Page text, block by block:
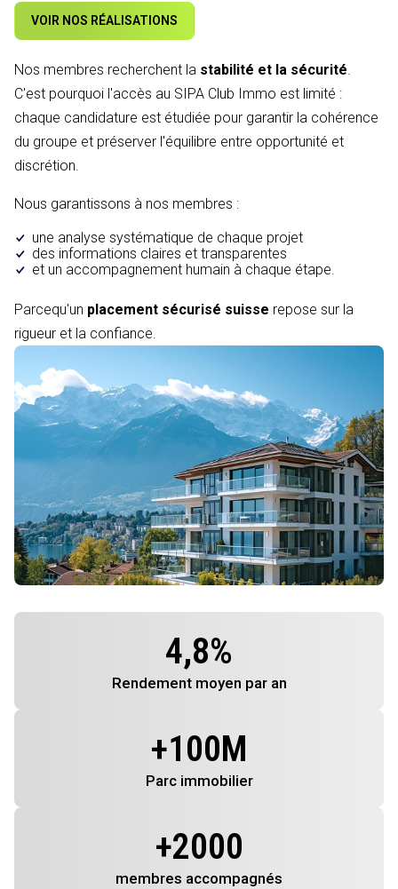
VOIR NOS RÉALISATIONS
Nos membres recherchent la stabilité et la sécurité.
C'est pourquoi l'accès au SIPA Club Immo est limité :
chaque candidature est étudiée pour garantir la cohérence
du groupe et préserver l'équilibre entre opportunité et
discrétion.
Nous garantissons à nos membres :
une analyse systématique de chaque projet
des informations claires et transparentes
et un accompagnement humain à chaque étape.
Parcequ'un placement sécurisé suisse repose sur la
rigueur et la confiance.
4,8%
Rendement moyen par an
+100M
Parc immobilier
+2000
membres accompagnés